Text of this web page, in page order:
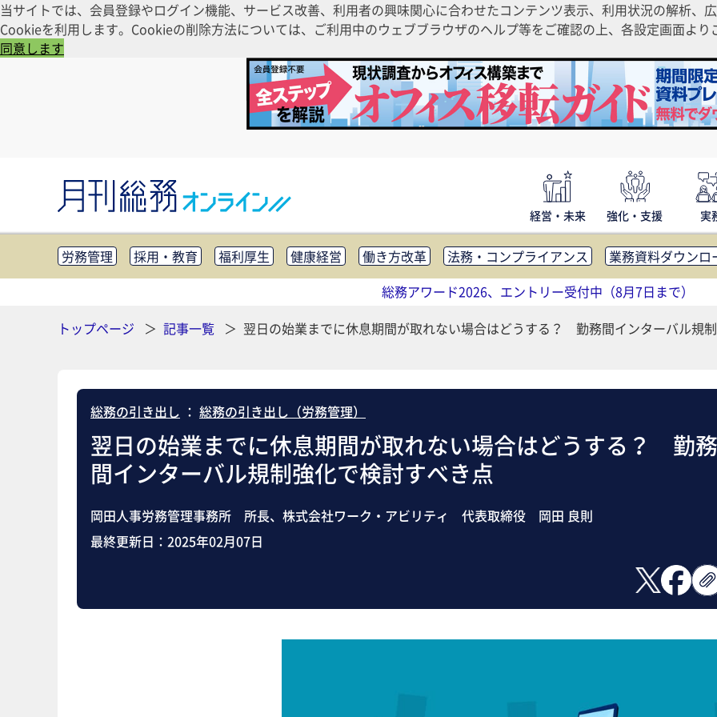
当サイトでは、会員登録やログイン機能、サービス改善、利用者の興味関心に合わせたコンテンツ表示、利用状況の解析、
Cookieを利用します。Cookieの削除方法については、ご利用中のウェブブラウザのヘルプ等をご確認の上、各設定画面よ
同意します
経営・未来 強化・支援 実
労務管理 採用・教育 福利厚生 健康経営 働き方改革 法務・コンプライアンス
業務資料ダウンロ
知財管理
リスクマネジメント・BCP 社外・社内広報 社外・社内コミュニケーション活性化
FM・オフ
助成金・補助金・コスト削減 アウトソーシング・BPO
調査・レ
総務アワード2026、エントリー受付中（8月7日まで）
トップページ
記事一覧 翌日の始業までに休息期間が取れない場合はどうする？ 勤務間インターバル規
総務の引き出し ： 総務の引き出し（労務管理）
翌日の始業までに休息期間が取れない場合はどうする？ 勤務
間インターバル規制強化で検討すべき点
岡田人事労務管理事務所 所長、株式会社ワーク・アビリティ 代表取締役 岡田 良則
最終更新日： 2025年02月07日